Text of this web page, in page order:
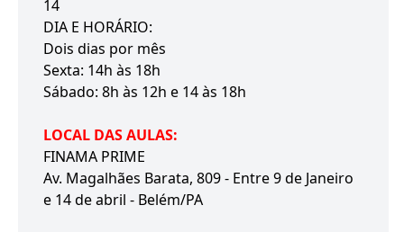
14
DIA E HORÁRIO:
Dois dias por mês
Sexta: 14h às 18h
Sábado: 8h às 12h e 14 às 18h
LOCAL DAS AULAS:
FINAMA PRIME
Av. Magalhães Barata, 809 - Entre 9 de Janeiro
e 14 de abril - Belém/PA